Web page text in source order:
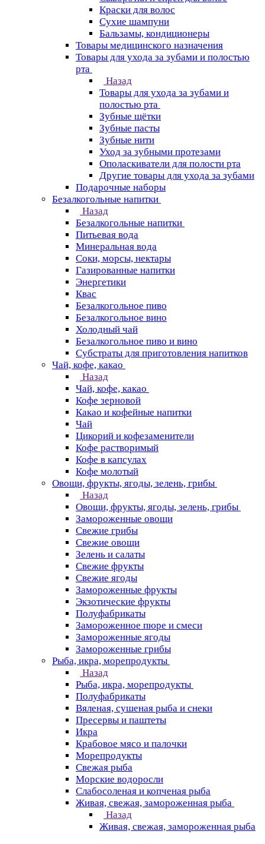
Краски для волос
Сухие шампуни
Бальзамы, кондиционеры
Товары медицинского назначения
Товары для ухода за зубами и полостью
рта
Назад
Товары для ухода за зубами и
полостью рта
Зубные щётки
Зубные пасты
Зубные нити
Уход за зубными протезами
Ополаскиватели для полости рта
Другие товары для ухода за зубами
Подарочные наборы
Безалкогольные напитки
Назад
Безалкогольные напитки
Питьевая вода
Минеральная вода
Соки, морсы, нектары
Газированные напитки
Энергетики
Квас
Безалкогольное пиво
Безалкогольное вино
Холодный чай
Безалкогольное пиво и вино
Субстраты для приготовления напитков
Чай, кофе, какао
Назад
Чай, кофе, какао
Кофе зерновой
Какао и кофейные напитки
Чай
Цикорий и кофезаменители
Кофе растворимый
Кофе в капсулах
Кофе молотый
Овощи, фрукты, ягоды, зелень, грибы
Назад
Овощи, фрукты, ягоды, зелень, грибы
Замороженные овощи
Свежие грибы
Свежие овощи
Зелень и салаты
Свежие фрукты
Свежие ягоды
Замороженные фрукты
Экзотические фрукты
Полуфабрикаты
Замороженное пюре и смеси
Замороженные ягоды
Замороженные грибы
Рыба, икра, морепродукты
Назад
Рыба, икра, морепродукты
Полуфабрикаты
Вяленая, сушеная рыба и снеки
Пресервы и паштеты
Икра
Крабовое мясо и палочки
Морепродукты
Свежая рыба
Морские водоросли
Слабосоленая и копченая рыба
Живая, свежая, замороженная рыба
Назад
Живая, свежая, замороженная рыба